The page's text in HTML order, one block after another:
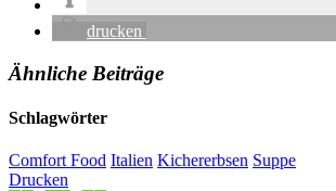
drucken
Ähnliche Beiträge
Schlagwörter
Comfort Food Italien Kichererbsen Suppe
Drucken